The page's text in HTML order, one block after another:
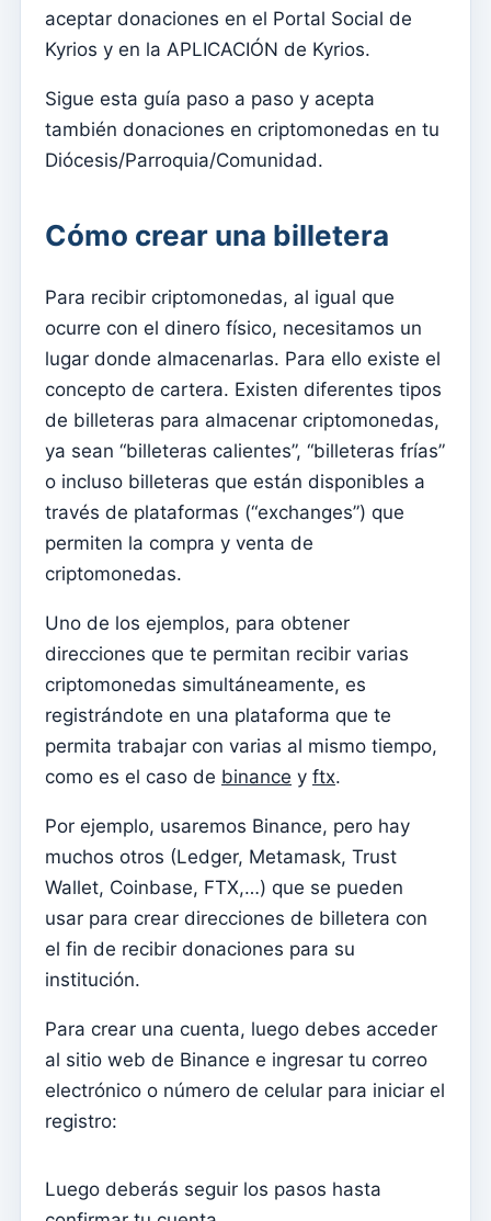
Lectores
Instituciones
Intenciones masivas
Fallecidos
Fichas individuales
Familias
Suporte
Acceso remoto
Sacramentos
Catecumenados
Confirmaciones
bautismos
Matrimonios
Tesouraria
cuentas corrientes
Tipos de documentos
Notificación de importes abiertos (por correo
electrónico)
Recibo
Nota de deuda (Reversión)
nota de deuda
Donación
Documentos
aceptar donaciones en el Portal Social de
Kyrios y en la APLICACIÓN de Kyrios.
Sigue esta guía paso a paso y acepta
también donaciones en criptomonedas en tu
Diócesis/Parroquia/Comunidad.
Cómo crear una billetera
Para recibir criptomonedas, al igual que
ocurre con el dinero físico, necesitamos un
lugar donde almacenarlas. Para ello existe el
concepto de cartera. Existen diferentes tipos
de billeteras para almacenar criptomonedas,
ya sean “billeteras calientes”, “billeteras frías”
o incluso billeteras que están disponibles a
través de plataformas (“exchanges”) que
permiten la compra y venta de
criptomonedas.
Uno de los ejemplos, para obtener
direcciones que te permitan recibir varias
criptomonedas simultáneamente, es
registrándote en una plataforma que te
permita trabajar con varias al mismo tiempo,
como es el caso de binance y ftx.
Por ejemplo, usaremos Binance, pero hay
muchos otros (Ledger, Metamask, Trust
Wallet, Coinbase, FTX,…) que se pueden
usar para crear direcciones de billetera con
el fin de recibir donaciones para su
institución.
Para crear una cuenta, luego debes acceder
al sitio web de Binance e ingresar tu correo
electrónico o número de celular para iniciar el
registro:
Luego deberás seguir los pasos hasta